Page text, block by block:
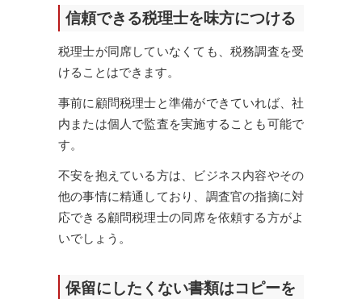
信頼できる税理士を味方につける
税理士が同席していなくても、税務調査を受
けることはできます。
事前に顧問税理士と準備ができていれば、社
内または個人で監査を実施することも可能で
す。
不安を抱えている方は、ビジネス内容やその
他の事情に精通しており、調査官の指摘に対
応できる顧問税理士の同席を依頼する方がよ
いでしょう。
保留にしたくない書類はコピーを